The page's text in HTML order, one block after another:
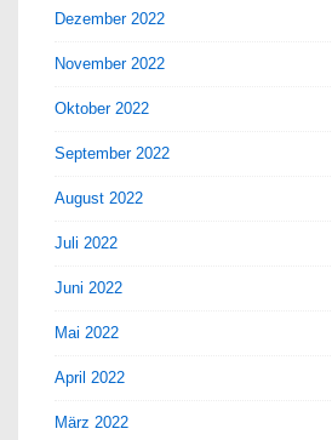
Dezember 2022
November 2022
Oktober 2022
September 2022
August 2022
Juli 2022
Juni 2022
Mai 2022
April 2022
März 2022